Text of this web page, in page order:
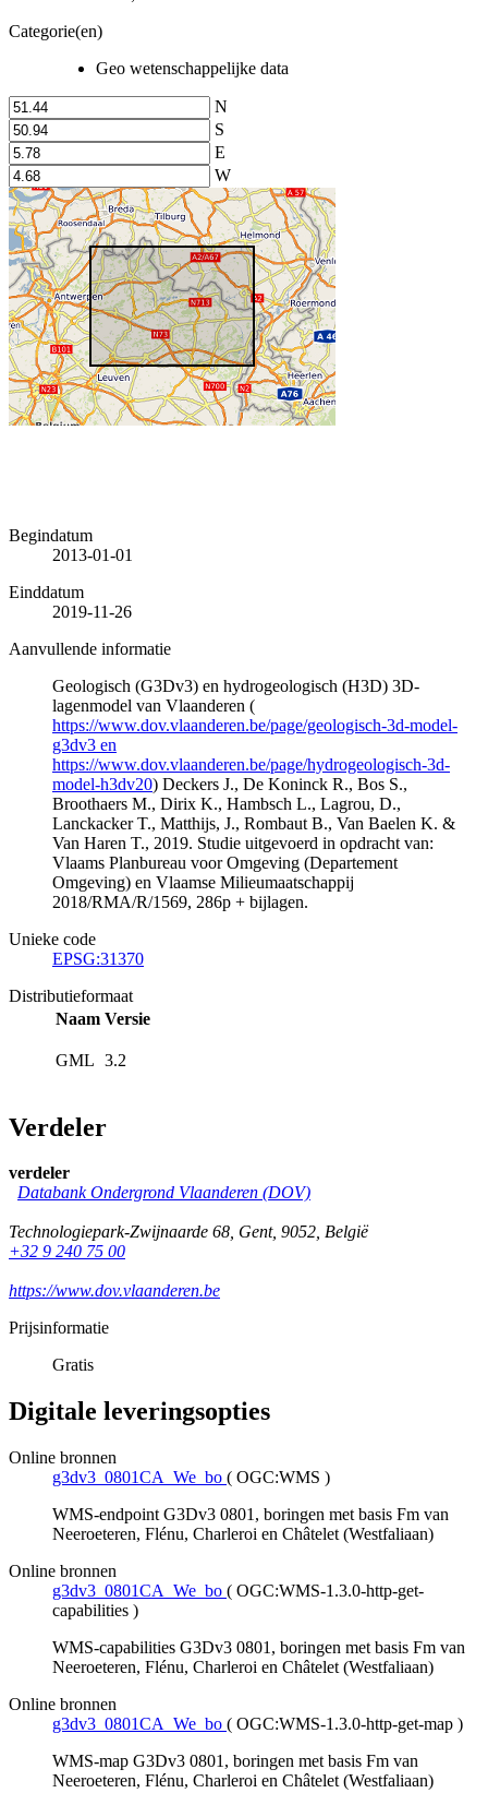
Categorie(en)
Geo wetenschappelijke data
N
S
E
W
Begindatum
2013-01-01
Einddatum
2019-11-26
Aanvullende informatie
Geologisch (G3Dv3) en hydrogeologisch (H3D) 3D-
lagenmodel van Vlaanderen (
https://www.dov.vlaanderen.be/page/geologisch-3d-model-
g3dv3 en
https://www.dov.vlaanderen.be/page/hydrogeologisch-3d-
model-h3dv20) Deckers J., De Koninck R., Bos S.,
Broothaers M., Dirix K., Hambsch L., Lagrou, D.,
Lanckacker T., Matthijs, J., Rombaut B., Van Baelen K. &
Van Haren T., 2019. Studie uitgevoerd in opdracht van:
Vlaams Planbureau voor Omgeving (Departement
Omgeving) en Vlaamse Milieumaatschappij
2018/RMA/R/1569, 286p + bijlagen.
Unieke code
EPSG:31370
Distributieformaat
Naam Versie
GML 3.2
Verdeler
verdeler
Databank Ondergrond Vlaanderen (DOV)
Technologiepark-Zwijnaarde 68, Gent, 9052, België
+32 9 240 75 00
https://www.dov.vlaanderen.be
Prijsinformatie
Gratis
Digitale leveringsopties
Online bronnen
g3dv3_0801CA_We_bo ( OGC:WMS )
WMS-endpoint G3Dv3 0801, boringen met basis Fm van
Neeroeteren, Flénu, Charleroi en Châtelet (Westfaliaan)
Online bronnen
g3dv3_0801CA_We_bo ( OGC:WMS-1.3.0-http-get-
capabilities )
WMS-capabilities G3Dv3 0801, boringen met basis Fm van
Neeroeteren, Flénu, Charleroi en Châtelet (Westfaliaan)
Online bronnen
g3dv3_0801CA_We_bo ( OGC:WMS-1.3.0-http-get-map )
WMS-map G3Dv3 0801, boringen met basis Fm van
Neeroeteren, Flénu, Charleroi en Châtelet (Westfaliaan)